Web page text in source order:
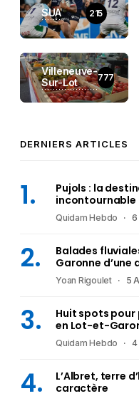
SUA 215
Villeneuve-
Sur-Lot
777
DERNIERS ARTICLES
Pujols : la
incontournable
Quidam Hebdo 6
Balades
Garonne d’une
Yoan Rigoulet 5
Huit spots
en Lot-et-
Quidam Hebdo 4
L’Albret, terre
caractère